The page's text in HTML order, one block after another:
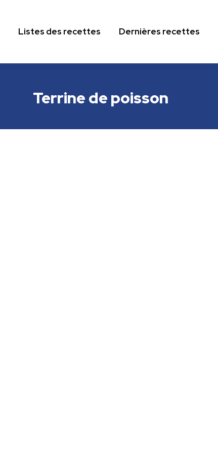
Listes des recettes Dernières recettes
Terrine de poisson